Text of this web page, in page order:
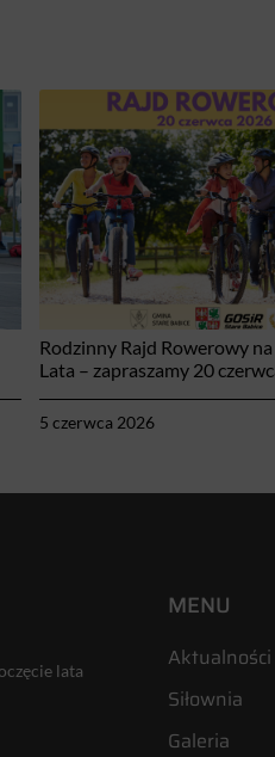
Rodzinny Rajd Rowerowy
Lata – zapraszamy 20
5 czerwca 2026
lata
MENU
Aktualności
Siłownia
Galeria